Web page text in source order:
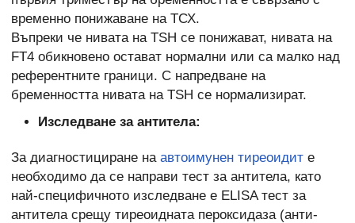
временно понижаване на ТСХ.
Въпреки че нивата на TSH се понижават, нивата на
FT4 обикновено остават нормални или са малко над
референтните граници. С напредване на
бременността нивата на TSH се нормализират.
Изследване за антитела:
За диагностициране на автоимунен тиреоидит е
необходимо да се направи тест за антитела, като
най-специфичното изследване е ELISA тест за
антитела срещу тиреоидната пероксидаза (анти-